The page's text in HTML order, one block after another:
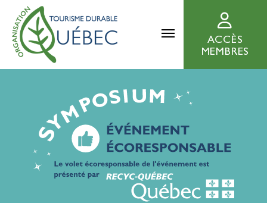
ACCÈS
MEMBRES